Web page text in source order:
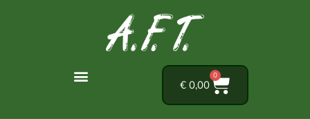
€ 0,00
0